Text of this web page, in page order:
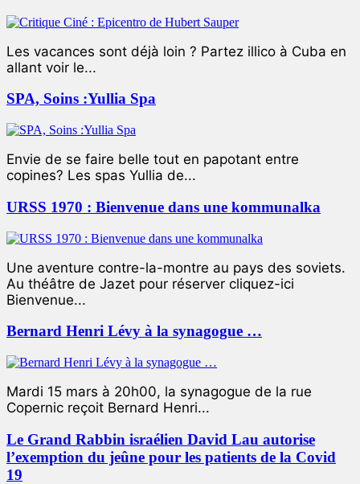
Les vacances sont déjà loin ? Partez illico à Cuba en
allant voir le...
SPA, Soins :Yullia Spa
Envie de se faire belle tout en papotant entre
copines? Les spas Yullia de...
URSS 1970 : Bienvenue dans une kommunalka
Une aventure contre-la-montre au pays des soviets.
Au théâtre de Jazet pour réserver cliquez-ici
Bienvenue...
Bernard Henri Lévy à la synagogue …
Mardi 15 mars à 20h00, la synagogue de la rue
Copernic reçoit Bernard Henri...
Le Grand Rabbin israélien David Lau autorise
l’exemption du jeûne pour les patients de la Covid
19